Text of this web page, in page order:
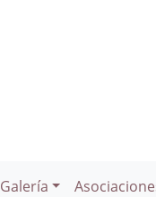
Galería